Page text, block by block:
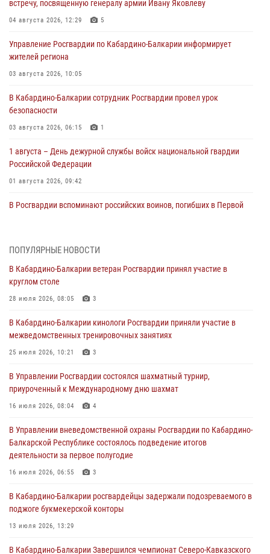
встречу, посвященную генералу армии Ивану Яковлеву
04 августа 2026, 12:29 5
Управление Росгвардии по Кабардино-Балкарии информирует
жителей региона
03 августа 2026, 10:05
В Кабардино‑Балкарии сотрудник Росгвардии провел урок
безопасности
03 августа 2026, 06:15 1
1 августа – День дежурной службы войск национальной гвардии
Российской Федерации
01 августа 2026, 09:42
В Росгвардии вспоминают российских воинов, погибших в Первой
поздравил специалистов подразделений тыла с профессиональным
праздником
01 августа 2026, 00:10
Росгвардия обеспечивает безопасность граждан на южном
направлении
31 июля 2026, 09:22
Состоялась рабочая встреча директора Росгвардии Героя России
генерала армии Виктора Золотова с заместителем полномочного
представителя Президента Российской Федерации в Северо-
31 июля 2026, 06:45 1
Управление Росгвардии по Кабардино-Балкарской Республике
информирует
ПОПУЛЯРНЫЕ НОВОСТИ
В Кабардино-Балкарии ветеран Росгвардии принял участие в
круглом столе
28 июля 2026, 08:05 3
В Кабардино-Балкарии кинологи Росгвардии приняли участие в
межведомственных тренировочных занятиях
25 июля 2026, 10:21 3
В Управлении Росгвардии состоялся шахматный турнир,
приуроченный к Международному дню шахмат
16 июля 2026, 08:04 4
В Управлении вневедомственной охраны Росгвардии по Кабардино-
Балкарской Республике состоялось подведение итогов
деятельности за первое полугодие
16 июля 2026, 06:55 3
В Кабардино-Балкарии росгвардейцы задержали подозреваемого в
поджоге букмекерской конторы
13 июля 2026, 13:29
В Кабардино-Балкарии Завершился чемпионат Северо-Кавказского